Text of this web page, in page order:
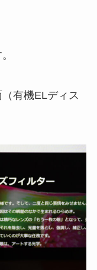
有機ELディス